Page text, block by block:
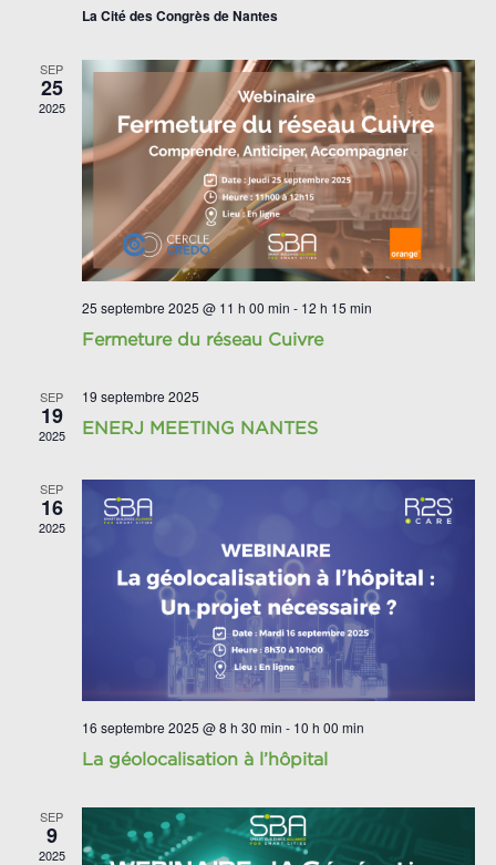
La Cité des Congrès de Nantes
SEP
25
2025
25 septembre 2025 @ 11 h 00 min - 12 h 15 min
Fermeture du réseau Cuivre
SEP
19
2025
19 septembre 2025
ENERJ MEETING NANTES
SEP
16
2025
16 septembre 2025 @ 8 h 30 min - 10 h 00 min
La géolocalisation à l’hôpital
SEP
9
2025